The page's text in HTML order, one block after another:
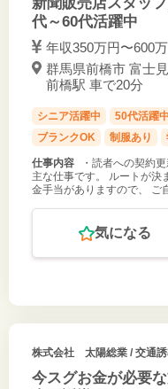
代～60代活躍中
年収350万円〜600
群馬県前橋市 富士
前橋駅 車で20分
シニア活躍中 50代活躍中
ブランクOK
制服あり
仕事内容
・読者への契約
主な仕事です。 ルートが決
金手当がありますので、 ご
気になる
株式会社 太陽総業/ 交通誘
今スグお金が必要